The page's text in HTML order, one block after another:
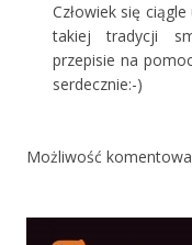
Człowiek się
takiej tradycji
przepisie na
serdecznie:-)
Możliwość